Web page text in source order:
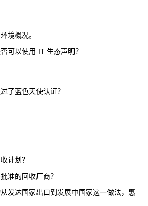
境概况。
可以使用 IT 生态声明？
了蓝色天使认证？
计划？
准的回收厂商？
发达国家出口到发展中国家这一做法，惠